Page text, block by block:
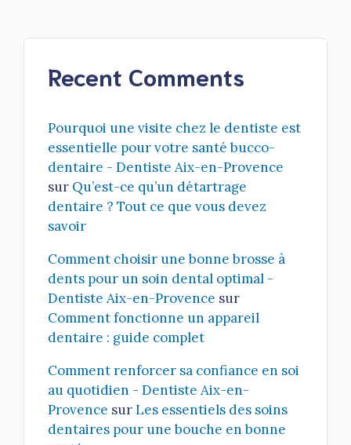
Recent Comments
Pourquoi une visite chez le dentiste est
essentielle pour votre santé bucco-
dentaire - Dentiste Aix-en-Provence
sur Qu’est-ce qu’un détartrage
dentaire ? Tout ce que vous devez
savoir
Comment choisir une bonne brosse à
dents pour un soin dental optimal -
Dentiste Aix-en-Provence sur
Comment fonctionne un appareil
dentaire : guide complet
Comment renforcer sa confiance en soi
au quotidien - Dentiste Aix-en-
Provence surLes essentiels des soins
dentaires pour une bouche en bonne